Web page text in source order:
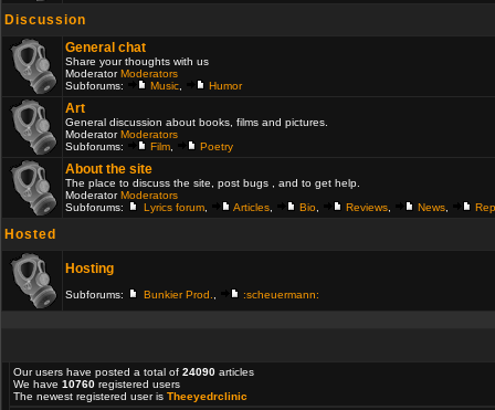
Discussion
General chat
Share your thoughts with us
ModeratorModerators
Subforums:
Music Humor
Art
General discussion about books, films and pictures.
ModeratorModerators
Subforums:
Film Poetry
About the site
The place to discuss the site, post bugs , and to get help.
ModeratorModerators
Subforums:
Lyrics forum Articles Bio Reviews News
Hosted
Hosting
Subforums: Bunkier Prod. :scheuermann:
Our users have posted a total of 24090 articles
We have 10760 registered users
The newest registered user is Theeyedrclinic